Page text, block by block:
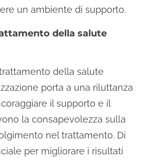
un ambiente di supporto.
della salute
della salute
porta a una riluttanza
il supporto e il
la consapevolezza sulla
nel trattamento. Di
per migliorare i risultati